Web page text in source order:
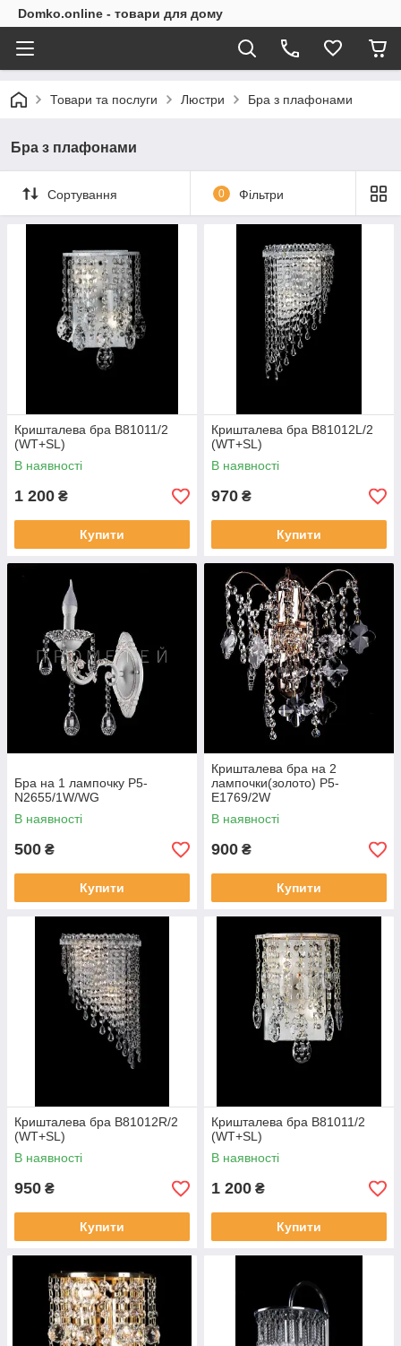
Domko.online - товари для дому
Товари та послуги Люстри Бра з плафонами
Бра з плафонами
Сортування 0 Фільтри
Кришталева бра B81011/2
(WT+SL)
В наявності
1 200 ₴
Купити
Кришталева бра B81012L/2
(WT+SL)
В наявності
970 ₴
Купити
Бра на 1 лампочку P5-
N2655/1W/WG
В наявності
500 ₴
Купити
Кришталева бра на 2
лампочки(золото) P5-
E1769/2W
В наявності
900 ₴
Купити
Кришталева бра B81012R/2
(WT+SL)
В наявності
950 ₴
Купити
Кришталева бра B81011/2
(WT+SL)
В наявності
1 200 ₴
Купити